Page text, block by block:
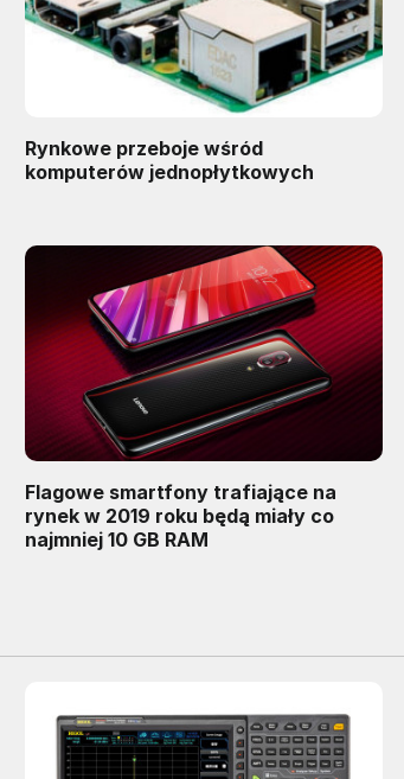
Rynkowe przeboje wśród
komputerów jednopłytkowych
Flagowe smartfony trafiające na
rynek w 2019 roku będą miały co
najmniej 10 GB RAM